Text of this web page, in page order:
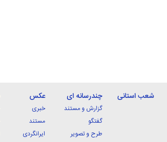
شعب استانی چندرسانه ای
گزارش و مستند
گفتگو
طرح و تصویر
عکس
خبری
مستند
ایرانگردی